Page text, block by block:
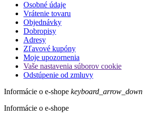
Osobné údaje
Vrátenie tovaru
Objednávky
Dobropisy
Adresy
Zľavové kupóny
Moje upozornenia
Vaše nastavenia súborov cookie
Odstúpenie od zmluvy
Informácie o e-shope keyboard_arrow_down
Informácie o e-shope